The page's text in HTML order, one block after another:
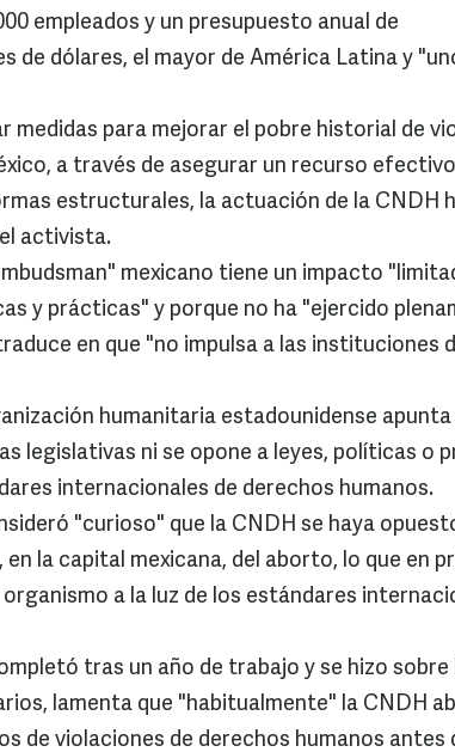
empleados y un presupuesto anual de
de dólares, el mayor de América Latina y
medidas para mejorar el pobre historial de
a través de asegurar un recurso
estructurales, la actuación de la CNDH
activista.
mexicano tiene un impacto
y prácticas" y porque no ha "ejercido
en que "no impulsa a las instituciones
humanitaria estadounidense apunta
legislativas ni se opone a leyes, políticas o
internacionales de derechos humanos.
"curioso" que la CNDH se haya
en la capital mexicana, del aborto, lo que en
a la luz de los estándares
tras un año de trabajo y se hizo sobre
lamenta que "habitualmente" la CNDH
de violaciones de derechos humanos antes